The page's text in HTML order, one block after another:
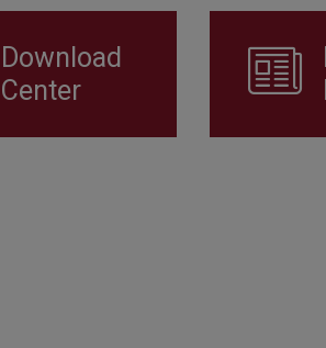
Download
Center